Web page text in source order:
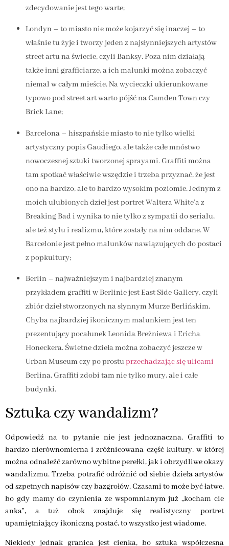
zdecydowanie jest tego warte;
Londyn – to miasto nie może kojarzyć się inaczej – to
właśnie tu żyje i tworzy jeden z najsłynniejszych artystów
street artu na świecie, czyli Banksy. Poza nim działają
także inni grafficiarze, a ich malunki można zobaczyć
niemal w całym mieście. Na wycieczki ukierunkowane
typowo pod street art warto pójść na Camden Town czy
Brick Lane;
Barcelona – hiszpańskie miasto to nie tylko wielki
artystyczny popis Gaudiego, ale także całe mnóstwo
nowoczesnej sztuki tworzonej sprayami. Graffiti można
tam spotkać właściwie wszędzie i trzeba przyznać, że jest
ono na bardzo, ale to bardzo wysokim poziomie. Jednym z
moich ulubionych dzieł jest portret Waltera White’a z
Breaking Bad i wynika to nie tylko z sympatii do serialu,
ale też stylu i realizmu, które zostały na nim oddane. W
Barcelonie jest pełno malunków nawiązujących do postaci
z popkultury;
Berlin – najważniejszym i najbardziej znanym
przykładem graffiti w Berlinie jest East Side Gallery, czyli
zbiór dzieł stworzonych na słynnym Murze Berlińskim.
Chyba najbardziej ikonicznym malunkiem jest ten
prezentujący pocałunek Leonida Breżniewa i Ericha
Honeckera. Świetne dzieła można zobaczyć jeszcze w
Urban Museum czy po prostuprzechadzając się ulicami
Berlina. Graffiti zdobi tam nie tylko mury, ale i całe
budynki.
Sztuka czy wandalizm?
Odpowiedź na to pytanie nie jest jednoznaczna. Graffiti to
bardzo nierównomierna i zróżnicowana część kultury, w której
można odnaleźć zarówno wybitne perełki, jak i obrzydliwe okazy
wandalizmu. Trzeba potrafić odróżnić od siebie dzieła artystów
od szpetnych napisów czy bazgrołów. Czasami to może być łatwe,
bo gdy mamy do czynienia ze wspomnianym już „kocham cie
anka”, a tuż obok znajduje się realistyczny portret
upamiętniający ikoniczną postać, to wszystko jest wiadome.
Niekiedy jednak granica jest cienka, bo sztuka współczesna